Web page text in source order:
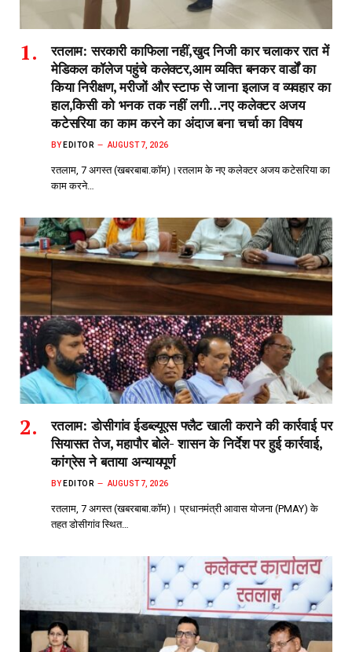
रतलाम: सरकारी काफिला नहीं,खुद निजी कार चलाकर रात में
मेडिकल कॉलेज पहुंचे कलेक्टर,आम व्यक्ति बनकर वार्डों का
किया निरीक्षण, मरीजों और स्टाफ से जाना इलाज व व्यवहार का
हाल,किसी को भनक तक नहीं लगी…नए कलेक्टर अजय
कटेसरिया का काम करने का अंदाज बना चर्चा का विषय
BY EDITOR AUGUST 7, 2026
रतलाम, 7 अगस्त (खबरबाबा.कॉम)।रतलाम के नए कलेक्टर अजय कटेसरिया का
काम करने…
रतलाम: डोसीगांव ईडब्ल्यूएस फ्लैट खाली कराने की कार्रवाई पर
सियासत तेज, महापौर बोले- शासन के निर्देश पर हुई कार्रवाई,
कांग्रेस ने बताया अन्यायपूर्ण
BY EDITOR AUGUST 7, 2026
रतलाम, 7 अगस्त (खबरबाबा.कॉम)। प्रधानमंत्री आवास योजना (PMAY) के
तहत डोसीगांव स्थित…